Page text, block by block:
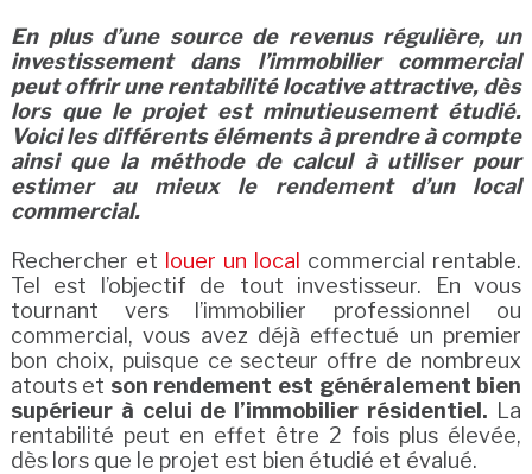
En plus d’une source de revenus régulière, un
investissement dans l’immobilier commercial
peut offrir une rentabilité locative attractive, dès
lors que le projet est minutieusement étudié.
Voici les différents éléments à prendre à compte
ainsi que la méthode de calcul à utiliser pour
estimer au mieux le rendement d’un local
commercial.
Rechercher et louer un local commercial rentable.
Tel est l’objectif de tout investisseur. En vous
tournant vers l’immobilier professionnel ou
commercial, vous avez déjà effectué un premier
bon choix, puisque ce secteur offre de nombreux
atouts et son rendement est généralement bien
supérieur à celui de l’immobilier résidentiel. La
rentabilité peut en effet être 2 fois plus élevée,
dès lors que le projet est bien étudié et évalué.